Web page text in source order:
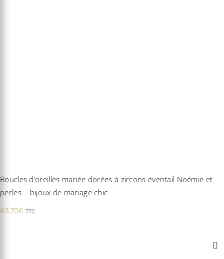
Boucles d’oreilles mariée dorées à zircons éventail Noémie et
perles – bijoux de mariage chic
43,70€ TTC